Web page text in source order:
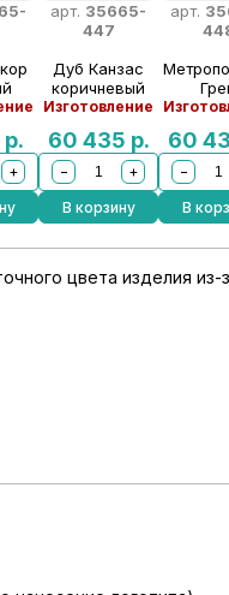
р.
+
арт. 35665-
447
Дуб Канзас
коричневый
Изготовление
60 435 р.
−
+
В корзину
арт.
60
−
В
цвета изделия из-